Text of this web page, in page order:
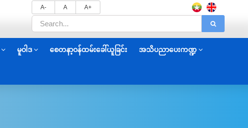
A- A A+
မူဝါဒ စေတနာ့ဝန်ထမ်းခေါ်ယူခြင်း အသိပညာပေးကဏ္ဍ